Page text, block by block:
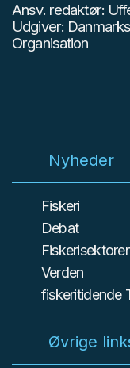
Ansv. redaktør:
Udgiver:
Organisation
Nyheder
Fiskeri
Debat
Verden
fiskeritidende
Øvrige